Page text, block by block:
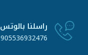
راسلنا بالوتس
905536932476